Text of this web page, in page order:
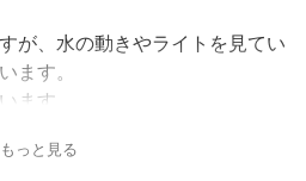
が、水の動きやライトを見てい
ます。
ます。
もっと見る